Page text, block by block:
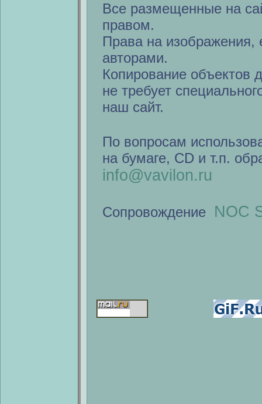
Все размещенные на
правом.
Права на изображения,
авторами.
Копирование объектов
не требует
наш сайт.
По вопросам
на бумаге, CD и т.п.
info@vavilon.ru
Сопровождение NOC